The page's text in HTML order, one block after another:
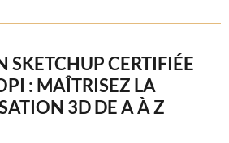
SKETCHUP CERTIFIÉE
: MAÎTRISEZ LA
3D DE A À Z